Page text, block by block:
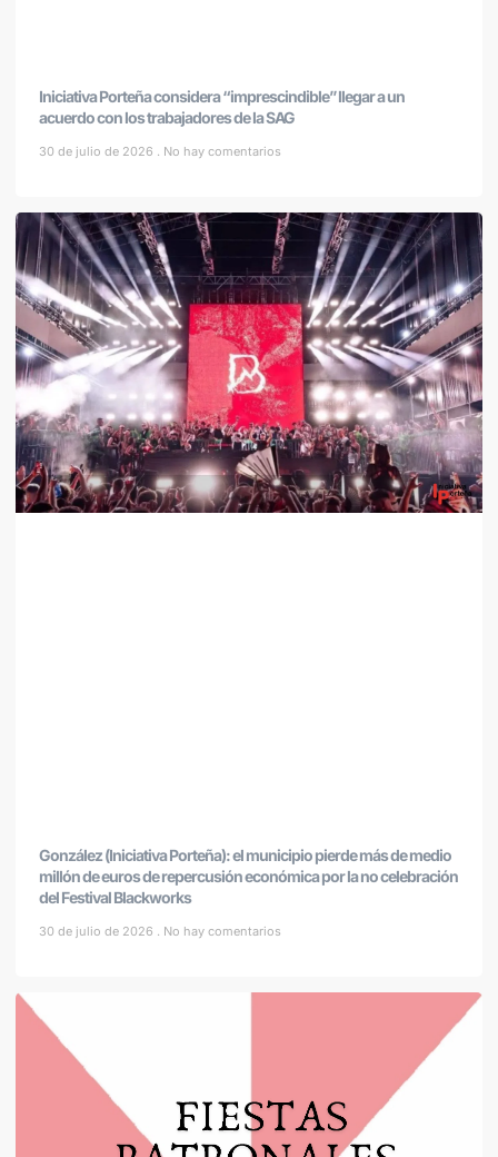
Iniciativa Porteña considera “imprescindible” llegar a un
acuerdo con los trabajadores de la SAG
30 de julio de 2026 No hay comentarios
González (Iniciativa Porteña): el municipio pierde más de medio
millón de euros de repercusión económica por la no celebración
del Festival Blackworks
30 de julio de 2026 No hay comentarios